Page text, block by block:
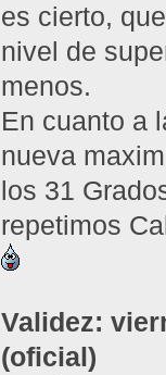
es cierto,
nivel de
menos.
En cuanto a
nueva
los 31
repetimos
Validez:
(oficial)